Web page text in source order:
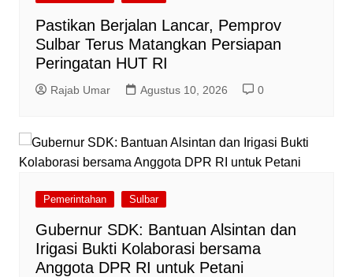
Pastikan Berjalan Lancar, Pemprov
Sulbar Terus Matangkan Persiapan
Peringatan HUT RI
Rajab Umar Agustus 10, 2026 0
Pemerintahan Sulbar
Gubernur SDK: Bantuan Alsintan dan
Irigasi Bukti Kolaborasi bersama
Anggota DPR RI untuk Petani